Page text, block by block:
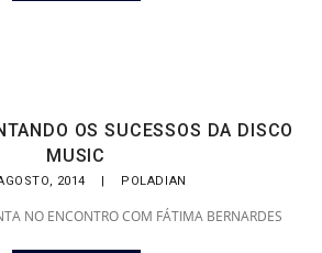
OS SUCESSOS DA DISCO
MUSIC
2014 | POLADIAN
NO ENCONTRO COM FÁTIMA BERNARDES